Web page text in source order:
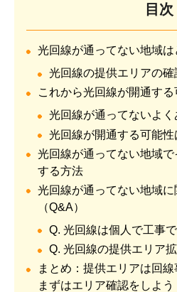
目次
光回線が通ってない地域は
光回線の提供エリアの確
これから光回線が開通する
光回線が通ってないよく
光回線が開通する可能
光回線が通ってない地域
する方法
光回線が通ってない地域
（Q&A）
Q. 光回線は個人で工事
Q. 光回線の提供エリア
まとめ：提供エリアは回線
まずはエリア確認をしよう